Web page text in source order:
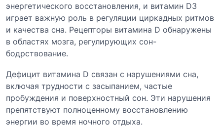
энергетического восстановления, и витамин D3
играет важную роль в регуляции циркадных ритмов
и качества сна. Рецепторы витамина D обнаружены
в областях мозга, регулирующих сон-
бодрствование.
Дефицит витамина D связан с нарушениями сна,
включая трудности с засыпанием, частые
пробуждения и поверхностный сон. Эти нарушения
препятствуют полноценному восстановлению
энергии во время ночного отдыха.